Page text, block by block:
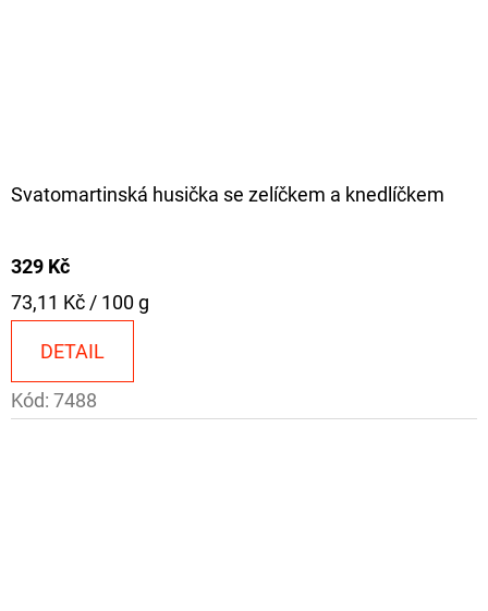
Svatomartinská husička se zelíčkem a knedlíčkem
329 Kč
Měrná
73,11 Kč / 100 g
DETAIL
Kód: 7488